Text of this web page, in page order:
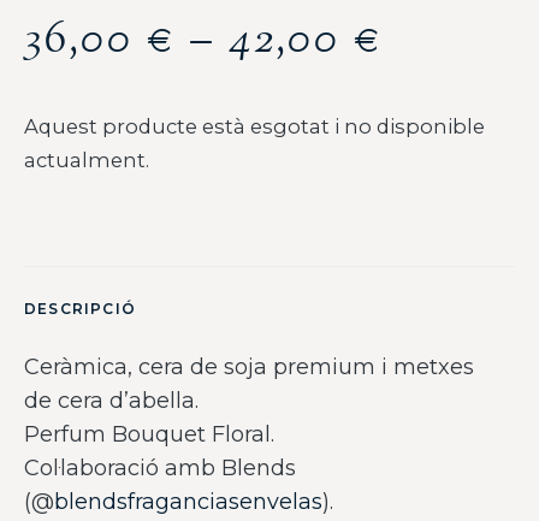
36,00 € – 42,00 €
Aquest producte està esgotat i no disponible
actualment.
DESCRIPCIÓ
Ceràmica, cera de soja premium i metxes
de cera d’abella.
Perfum Bouquet Floral.
Col·laboració amb Blends
(@blendsfraganciasenvelas).